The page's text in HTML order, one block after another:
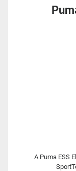
A Puma ESS